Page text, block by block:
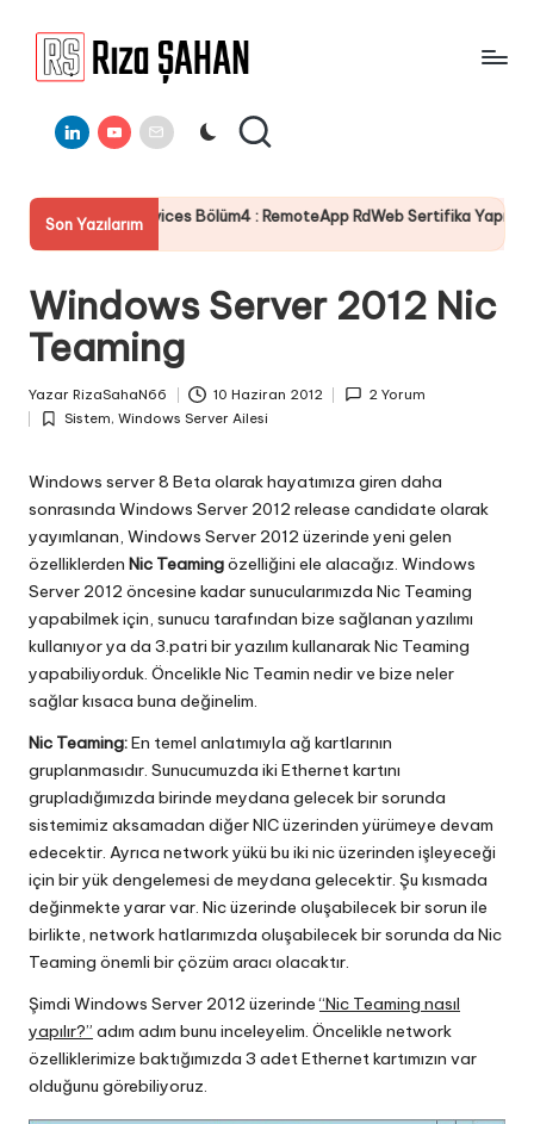
a
Ş
A
H
A
N
Bilgi
Paylaşım
LinkedinYoutube
E-
Mail
Son Yazılarım
Bölüm4 : RemoteApp RdWeb Sertifika Yapılandırması
19
Windows Server 2012 Nic
Teaming
by
Yazar RizaSahaN66 10 Haziran 2012 2 Yorum
Posted
Sistem, Windows Server Ailesi
Windows server 8 Beta olarak hayatımıza giren daha
sonrasında Windows Server 2012 release candidate olarak
yayımlanan, Windows Server 2012 üzerinde yeni gelen
özelliklerden Nic Teamingözelliğini ele alacağız. Windows
Server 2012 öncesine kadar sunucularımızda Nic Teaming
yapabilmek için, sunucu tarafından bize sağlanan yazılımı
kullanıyor ya da 3.patri bir yazılım kullanarak Nic Teaming
yapabiliyorduk. Öncelikle Nic Teamin nedir ve bize neler
sağlar kısaca buna değinelim.
Nic Teaming:En temel anlatımıyla ağ kartlarının
gruplanmasıdır. Sunucumuzda iki Ethernet kartını
grupladığımızda birinde meydana gelecek bir sorunda
sistemimiz aksamadan diğer NIC üzerinden yürümeye devam
edecektir. Ayrıca network yükü bu iki nic üzerinden işleyeceği
için bir yük dengelemesi de meydana gelecektir. Şu kısmada
değinmekte yarar var. Nic üzerinde oluşabilecek bir sorun ile
birlikte, network hatlarımızda oluşabilecek bir sorunda da Nic
Teaming önemli bir çözüm aracı olacaktır.
Şimdi Windows Server 2012 üzerinde“Nic Teaming nasıl
yapılır?” adım adım bunu inceleyelim. Öncelikle network
özelliklerimize baktığımızda 3 adet Ethernet kartımızın var
olduğunu görebiliyoruz.